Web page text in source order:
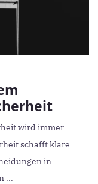
wird immer
schafft klare
in
...